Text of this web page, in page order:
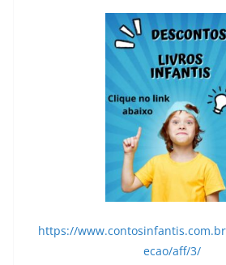
https://
ecao/aff/3/